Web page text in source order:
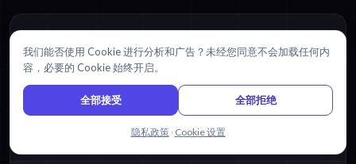
需要入门帮助吗？
浏览我们的 视频指南.
访问帮助中心
我们能否使用 Cookie 进行分析和广告？未经您同意不会加载任何内
容，必要的 Cookie 始终开启。
全部接受 全部拒绝
隐私政策 · Cookie 设置